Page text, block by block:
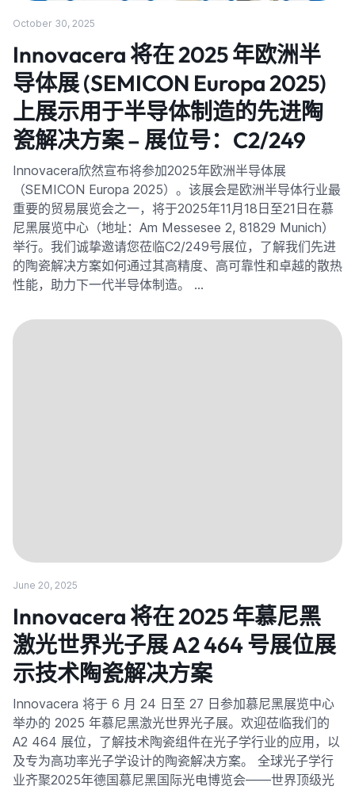
October 30, 2025
Innovacera 将在 2025 年欧洲半
导体展 (SEMICON Europa 2025)
上展示用于半导体制造的先进陶
瓷解决方案 – 展位号：C2/249
Innovacera欣然宣布将参加2025年欧洲半导体展
（SEMICON Europa 2025）。该展会是欧洲半导体行业最
重要的贸易展览会之一，将于2025年11月18日至21日在慕
尼黑展览中心（地址：Am Messesee 2, 81829 Munich）
举行。我们诚挚邀请您莅临C2/249号展位，了解我们先进
的陶瓷解决方案如何通过其高精度、高可靠性和卓越的散热
性能，助力下一代半导体制造。 …
June 20, 2025
Innovacera 将在 2025 年慕尼黑
激光世界光子展 A2 464 号展位展
示技术陶瓷解决方案
Innovacera 将于 6 月 24 日至 27 日参加慕尼黑展览中心
举办的 2025 年慕尼黑激光世界光子展。欢迎莅临我们的
A2 464 展位，了解技术陶瓷组件在光子学行业的应用，以
及专为高功率光子学设计的陶瓷解决方案。 全球光子学行
业齐聚2025年德国慕尼黑国际光电博览会——世界顶级光